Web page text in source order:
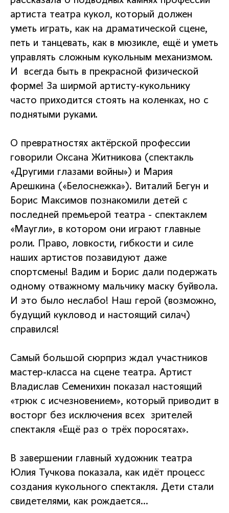
артиста театра кукол, который должен
уметь играть, как на драматической сцене,
петь и танцевать, как в мюзикле, ещё и уметь
управлять сложным кукольным механизмом.
И всегда быть в прекрасной физической
форме! За ширмой артисту-кукольнику
часто приходится стоять на коленках, но с
поднятыми руками.
О превратностях актёрской профессии
говорили Оксана Житникова (спектакль
«Другими глазами войны») и Мария
Арешкина («Белоснежка»). Виталий Бегун и
Борис Максимов познакомили детей с
последней премьерой театра - спектаклем
«Маугли», в котором они играют главные
роли. Право, ловкости, гибкости и силе
наших артистов позавидуют даже
спортсмены! Вадим и Борис дали подержать
одному отважному мальчику маску буйвола.
И это было неслабо! Наш герой (возможно,
будущий кукловод и настоящий силач)
справился!
Самый большой сюрприз ждал участников
мастер-класса на сцене театра. Артист
Владислав Семенихин показал настоящий
«трюк с исчезновением», который приводит в
восторг без исключения всех зрителей
спектакля «Ещё раз о трёх поросятах».
В завершении главный художник театра
Юлия Тучкова показала, как идёт процесс
создания кукольного спектакля. Дети стали
свидетелями, как рождается…